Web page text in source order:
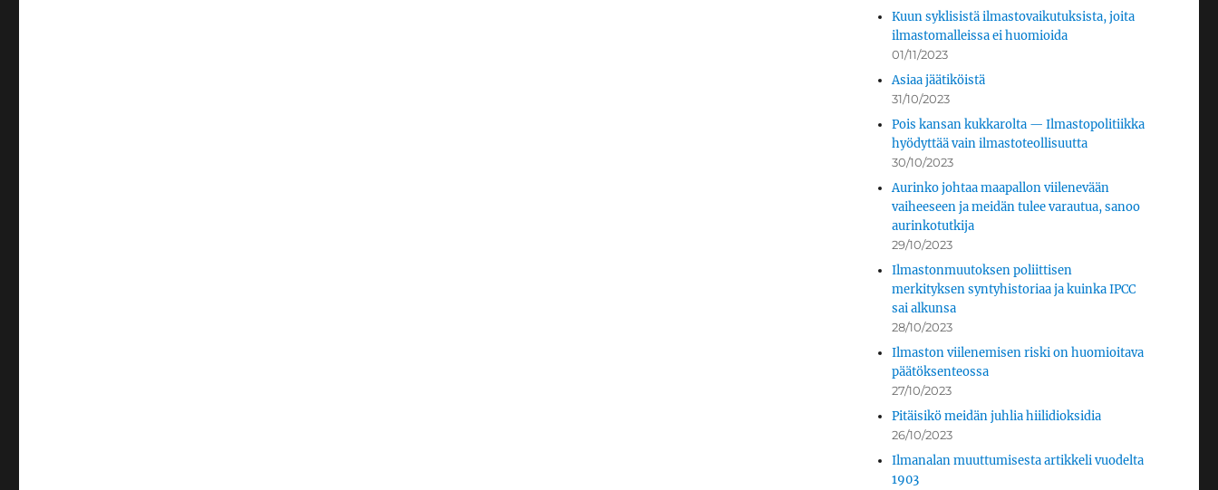
Kuun syklisistä ilmastovaikutuksista, joita
ilmastomalleissa ei huomioida
01/11/2023
Asiaa jäätiköistä
31/10/2023
Pois kansan kukkarolta — Ilmastopolitiikka
hyödyttää vain ilmastoteollisuutta
30/10/2023
Aurinko johtaa maapallon viilenevään
vaiheeseen ja meidän tulee varautua, sanoo
aurinkotutkija
29/10/2023
Ilmastonmuutoksen poliittisen
merkityksen syntyhistoriaa ja kuinka IPCC
sai alkunsa
28/10/2023
Ilmaston viilenemisen riski on huomioitava
päätöksenteossa
27/10/2023
Pitäisikö meidän juhlia hiilidioksidia
26/10/2023
Ilmanalan muuttumisesta artikkeli vuodelta
1903